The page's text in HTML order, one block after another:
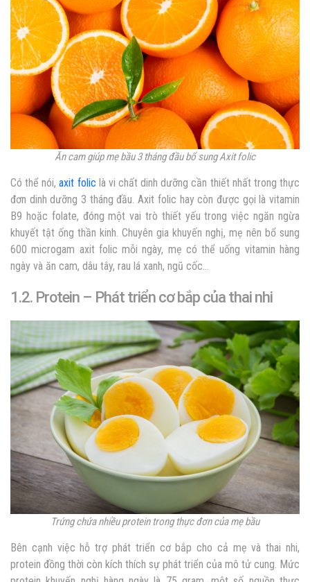
Ăn cam giúp mẹ bầu 3 tháng đầu bổ sung Axit folic
Có thể nói,axit folic là vi chất dinh dưỡng cần thiết nhất trong thực
đơn dinh dưỡng 3 tháng đầu. Axit folic hay còn được gọi là vitamin
B9 hoặc folate, đóng một vai trò thiết yếu trong việc ngăn ngừa
khuyết tật ống thần kinh. Chuyên gia khuyến nghị, mẹ nên bổ sung
600 microgam axit folic mỗi ngày, mẹ có thể uống vitamin hàng
ngày và ăn cam, dâu tây, rau lá xanh, ngũ cốc…
1.2. Protein – Phát triển cơ bắp của thai nhi
Trứng chứa nhiều protein trong thực đơn của mẹ bầu
Bên cạnh việc hỗ trợ phát triển cơ bắp cho cả mẹ và thai nhi,
protein đồng thời còn kích thích sự phát triển của mô tử cung. Mức